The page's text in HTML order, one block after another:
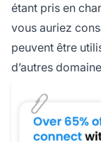
étant pris en
vous auriez
peuvent être
d’autres